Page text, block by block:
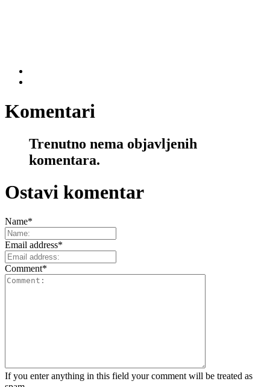
Komentari
Trenutno nema objavljenih
komentara.
Ostavi komentar
Name*
Email address*
Comment*
If you enter anything in this field your comment will be treated as